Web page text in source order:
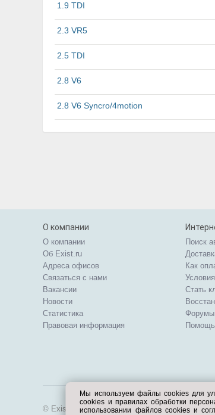
1.9 TDI
2.3 VR5
2.5 TDI
2.8 V6
2.8 V6 Syncro/4motion
О компании
О компании
Об Exist.ru
Адреса офисов
Связаться с нами
Вакансии
Новости
Статистика
Правовая информация
Поиск
Как
Стать
Форумы
Помощь
© Exist.ru 1998—2026
Мы используем файлы cookies для
cookies и правилах обработки
использовании файлов cookies и